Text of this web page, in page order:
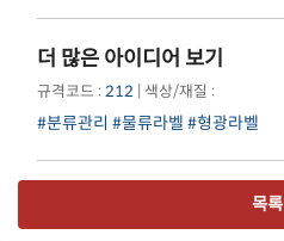
더 많은 아이디어 보기
규격코드 : 212 | 색상/재질 :
#분류관리 #물류라벨 #형광라벨
목록